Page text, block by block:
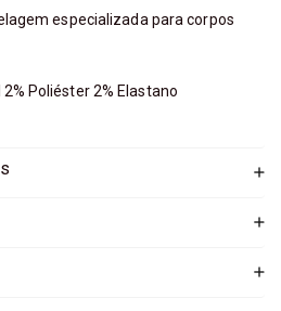
especializada para corpos
Poliéster 2% Elastano